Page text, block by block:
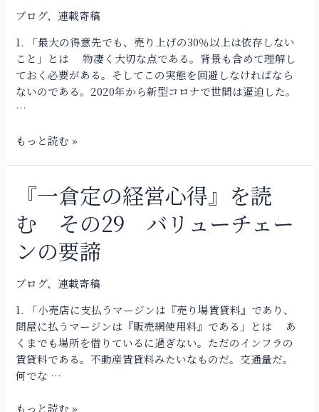
社
の
救
済
ブログ、 連載寄稿
1. 「最大の得意先でも、売り上げの30％以上は依存しない
こと」とは 物凄く大切な点である。背景も含めて理解し
ておく必要がある。そしてこの実態を回避しなければなら
ないのである。2020年から新型コロナで世間は逼迫した。
…
心
得』
を
読
む
31
社
「強
み」
と
「優
性」
分
析
もっと読む »
『一倉定の経営心得』を読
む その29 バリューチェー
ンの要諦
ブログ、 連載寄稿
1. 「小売店に支払うマージンは『売り場賃貸料』であり、
問屋に払うマージンは『販売網使用料』である」とは あ
くまでも場所を借りているに過ぎない。ただのインフラの
賃貸料である。不動産賃貸料みたいなものだ。交通量だ。
何でな …
『一
定
の
経
心
得』
を
読
む
そ
29
もっと読む »